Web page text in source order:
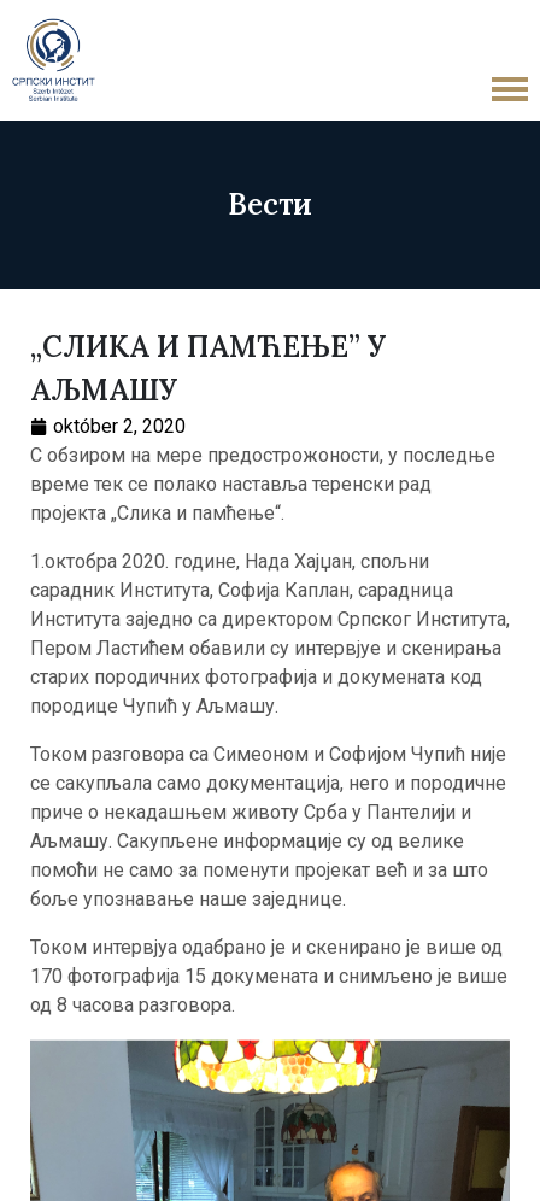
Вести
„СЛИКА И ПАМЋЕЊЕ” У
АЉМАШУ
október 2, 2020
С обзиром на мере предострожоности, у последње
време тек се полако наставља теренски рад
пројекта „Слика и памћење“.
1.октобра 2020. године, Нада Хајџан, спољни
сарадник Института, Софија Каплан, сарадница
Института заједно са директором Српског Института,
Пером Ластићем обавили су интервјуе и скенирања
старих породичних фотографија и докумената код
породице Чупић у Аљмашу.
Током разговора са Симеоном и Софијом Чупић није
се сакупљала само документација, него и породичне
приче о некадашњем животу Срба у Пантелији и
Аљмашу. Сакупљене информације су од велике
помоћи не само за поменути пројекат већ и за што
боље упознавање наше заједнице.
Током интервјуа одабрано је и скенирано је више од
170 фотографија 15 докумената и снимљено је више
од 8 часова разговора.